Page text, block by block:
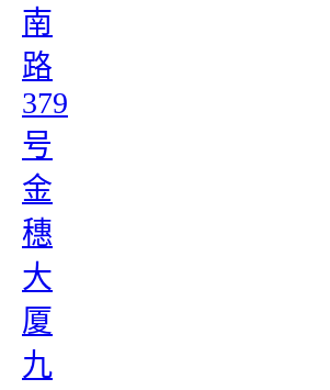
南
路
379
号
金
穗
大
厦
九